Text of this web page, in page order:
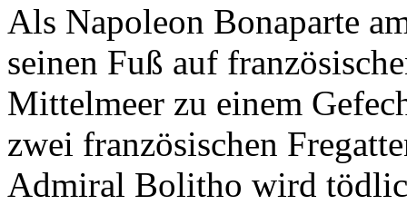
Als Napoleon Bonaparte
seinen Fuß auf
Mittelmeer zu einem
zwei französischen
Admiral Bolitho wird